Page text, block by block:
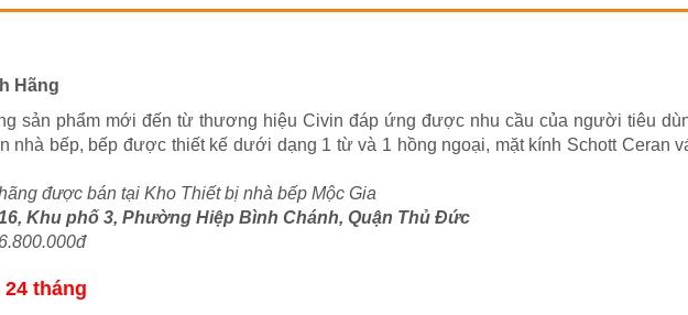
Hãng
sản phẩm mới đến từ thương hiệu Civin đáp ứng được nhu cầu của người tiêu
nhà bếp, bếp được thiết kế dưới dạng 1 từ và 1 hồng ngoại, mặt kính Schott Ceran
được bán tại Kho Thiết bị nhà bếp Mộc Gia
Khu phố 3, Phường Hiệp Bình Chánh, Quận Thủ Đức
tháng